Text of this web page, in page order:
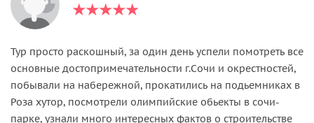
Тур просто раскошный, за один день успели помотреть все
основные достопримечательности г.Сочи и окрестностей,
побывали на набережной, прокатились на подьемниках в
Роза хутор, посмотрели олимпийские обьекты в сочи-
парке, узнали много интересных фактов о строительстве